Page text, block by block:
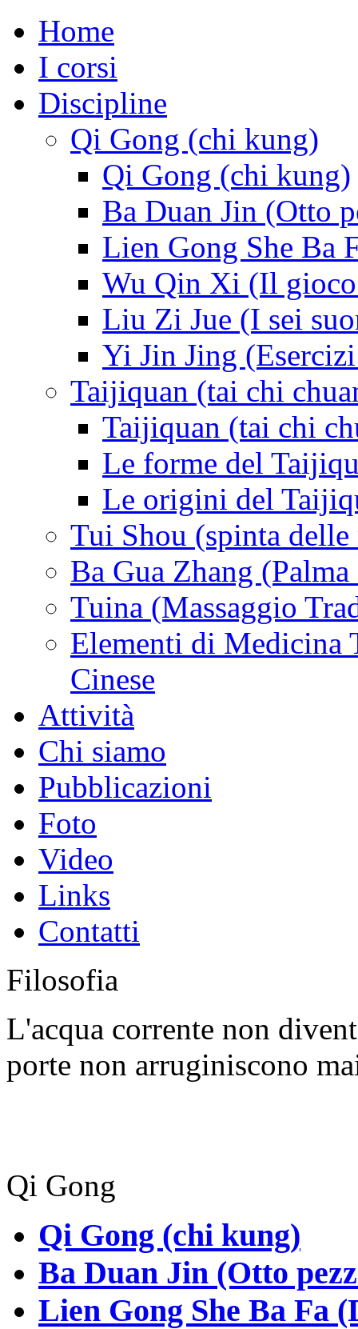
Home
I corsi
Discipline
Qi Gong (chi kung)
Qi Gong (chi kung)
Ba Duan Jin (Otto
Lien Gong She Ba
Wu Qin Xi (Il
Liu Zi Jue (I sei
Yi Jin Jing
Taijiquan (tai chi
Taijiquan (tai chi
Le forme del
Le origini del
Tui Shou (spinta delle
Ba Gua Zhang
Tuina (Massaggio
Elementi di Medicina
Cinese
Attività
Chi siamo
Pubblicazioni
Foto
Video
Links
Contatti
Filosofia
L'acqua corrente non
porte non arruginiscono
Qi Gong
Qi Gong (chi kung)
Ba Duan Jin (Otto
Lien Gong She Ba Fa